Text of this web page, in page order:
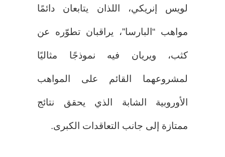
لويس إنريكي، اللذان يتابعان دائمًا
مواهب “البارسا”، يراقبان تطوّره عن
كثب، ويريان فيه نموذجًا مثاليًا
لمشروعهما القائم على المواهب
الأوروبية الشابة الذي يحقق نتائج
ممتازة إلى جانب التعاقدات الكبرى.